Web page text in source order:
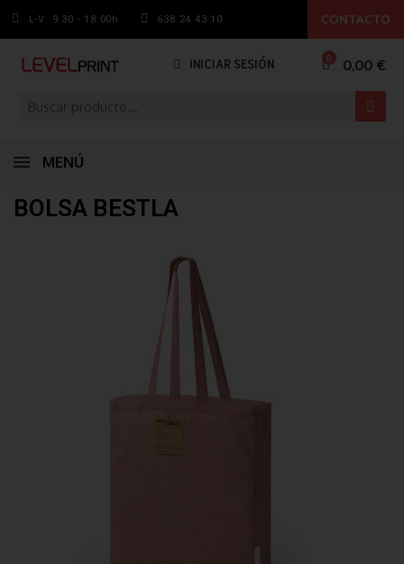
L-V: 9.30 - 18:00h 638 24 43 10 CONTACTO
INICIAR SESIÓN 0,00 €
MENÚ
BOLSA BESTLA